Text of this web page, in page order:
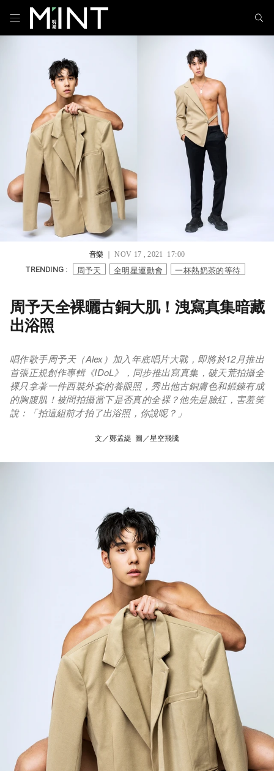
音樂｜ NOV 17 , 2021 17:00
TRENDING : 周予天 全明星運動會 一杯熱奶茶的等待
周予天全裸曬古銅大肌！洩寫真集暗藏
出浴照
唱作歌手周予天（Alex）加入年底唱片大戰，即將於12月推出
首張正規創作專輯《IDoL》，同步推出寫真集，破天荒拍攝全
裸只拿著一件西裝外套的養眼照，秀出他古銅膚色和鍛鍊有成
的胸腹肌！被問拍攝當下是否真的全裸？他先是臉紅，害羞笑
說：「拍這組前才拍了出浴照，你說呢？」
文／鄭孟緹 圖／星空飛騰